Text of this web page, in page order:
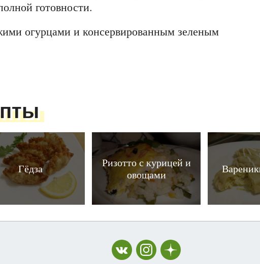
готовности.
огурцами и консервированным зеленым
Гёдза
Ризотто с курицей и
овощами